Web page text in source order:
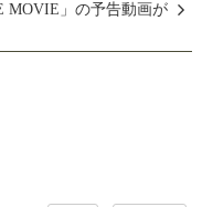
MOVIE」の予告動画が